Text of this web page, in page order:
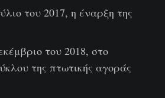
του 2017, η έναρξη της
του 2018, στο
της πτωτικής αγοράς